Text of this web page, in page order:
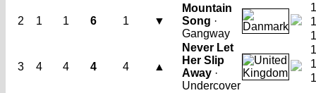
2 1 1 6 1 ▼
Mountain
Song ·
Gangway
3 4 4 4 4 ▲
Never Let
Her Slip
Away ·
Undercover